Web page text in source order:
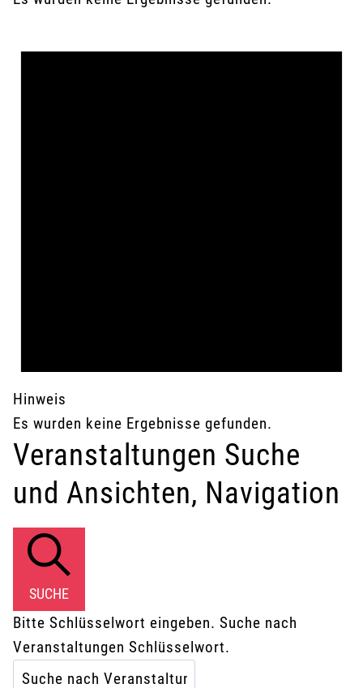
Hinweis
Es wurden keine Ergebnisse gefunden.
Veranstaltungen Suche
und Ansichten, Navigation
SUCHE
Bitte Schlüsselwort eingeben. Suche nach
Veranstaltungen Schlüsselwort.